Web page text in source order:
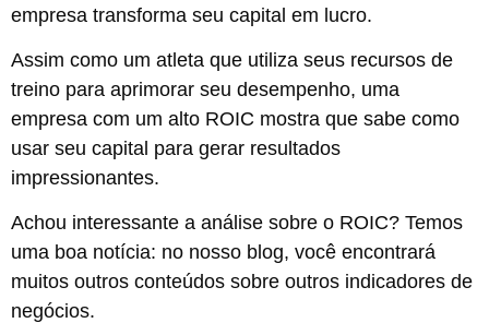
empresa transforma seu capital em lucro.
Assim como um atleta que utiliza seus recursos de
treino para aprimorar seu desempenho, uma
empresa com um alto ROIC mostra que sabe como
usar seu capital para gerar resultados
impressionantes.
Achou interessante a análise sobre o ROIC? Temos
uma boa notícia: no nosso blog, você encontrará
muitos outros conteúdos sobre outros indicadores de
negócios.